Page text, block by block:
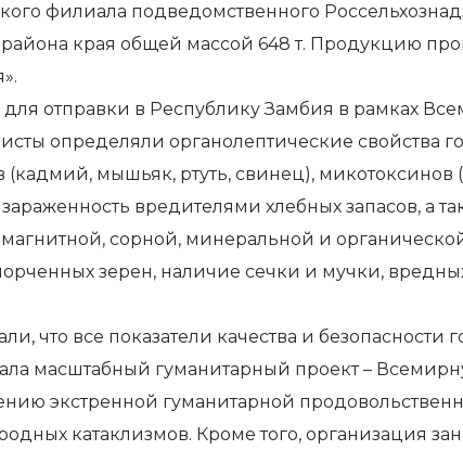
филиала подведомственного
района края общей массой 648 т. Продукцию
для отправки в Республику Замбия в рамках
определяли органолептические свойства
(кадмий, мышьяк, ртуть, свинец), микотоксинов
вредителями хлебных запасов, а
сорной, минеральной и
зерен, наличие сечки и мучки,
что все показатели качества и безопасности
масштабный гуманитарный проект –
экстренной гуманитарной
катаклизмов. Кроме того, организация